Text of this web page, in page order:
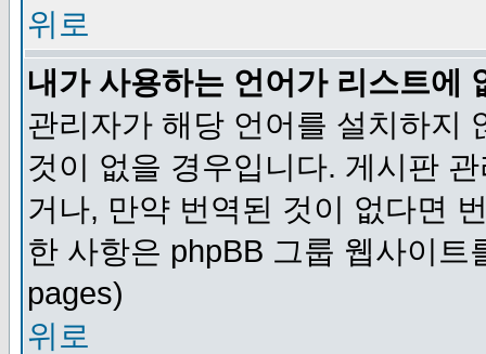
위로
내가 사용하는 언어가 리스트에
관리자가 해당 언어를 설치하지
것이 없을 경우입니다. 게시판
거나, 만약 번역된 것이 없다면
한 사항은 phpBB 그룹 웹사이
pages)
위로